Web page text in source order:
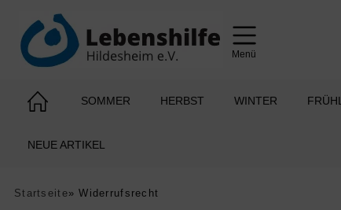
Menü
SOMMER HERBST WINTER
NEUE ARTIKEL
Startseite»Widerrufsrecht